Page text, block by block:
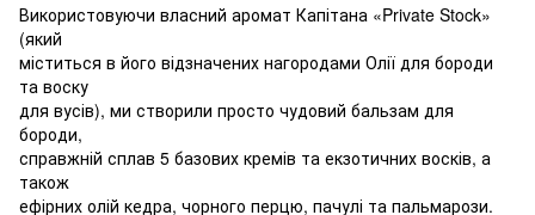
Використовуючи власний аромат Капітана «Private Stock»
(який
міститься в його відзначених нагородами Олії для бороди
та воску
для вусів), ми створили просто чудовий бальзам для
бороди,
справжній сплав 5 базових кремів та екзотичних восків, а
також
ефірних олій кедра, чорного перцю, пачулі та пальмарози.